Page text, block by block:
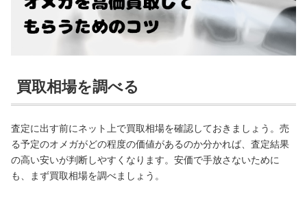
買取相場を調べる
査定に出す前にネット上で買取相場を確認しておきましょう。売
る予定のオメガがどの程度の価値があるのか分かれば、査定結果
の高い安いが判断しやすくなります。安価で手放さないために
も、まず買取相場を調べましょう。